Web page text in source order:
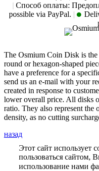
| Способ оплаты:
possible via PayPal. |
The Osmium Coin Disk is
round or hexagon-shaped
have a preference for a
send us an e-mail with your
created in response to
lower overall price. All disks
ratio. They also represent the
density, as no cutting
назад
Этот сайт использует
пользоваться сайтом,
использование нами